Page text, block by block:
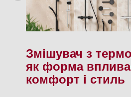
Змішувач з
як форма
комфорт і стиль